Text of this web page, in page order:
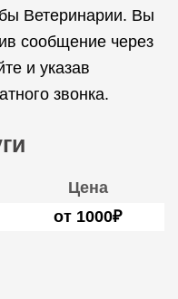
Ветеринарии. Вы
сообщение через
и указав
звонка.
Цена
от 1000₽